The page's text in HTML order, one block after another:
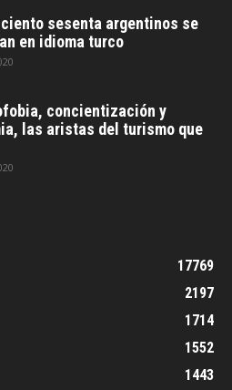
sesenta argentinos se
en idioma turco
concientización y
las aristas del turismo que
17769
2197
1714
1552
1443